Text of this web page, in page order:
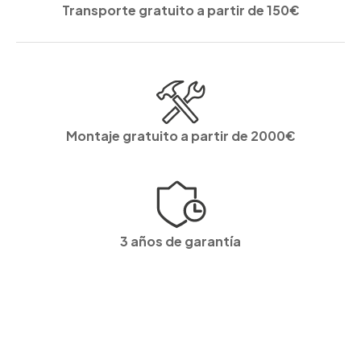
Transporte gratuito a partir de 150€
Montaje gratuito a partir de 2000€
3 años de garantía